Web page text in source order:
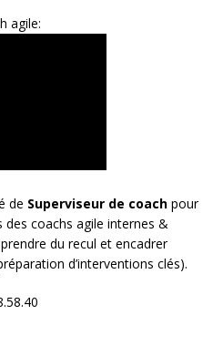
agile:
de Superviseur de coach pour
coachs agile internes &
du recul et encadrer
d’interventions clés).